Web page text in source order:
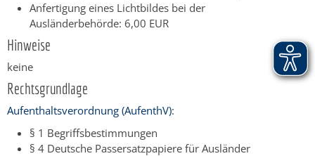
Anfertigung eines Lichtbildes bei der
Ausländerbehörde: 6,00 EUR
Hinweise
keine
Rechtsgrundlage
Aufenthaltsverordnung (AufenthV):
§ 1 Begriffsbestimmungen
§ 4 Deutsche Passersatzpapiere für Ausländer